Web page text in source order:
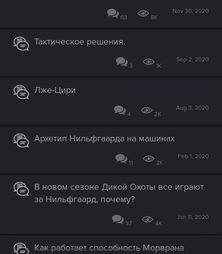
63 8K
Nov 30, 2020
Тактическое решения.
3 1K
Sep 2, 2020
Лже-Цири
4 2K
Aug 3, 2020
Архетип Нильфгаарда на машинах
11 2K
Feb 1, 2020
В новом сезоне Дикой Охоты все играют
за Нильфгаард, почему?
37 4K
Jan 11, 2020
Как работает способность Морврана